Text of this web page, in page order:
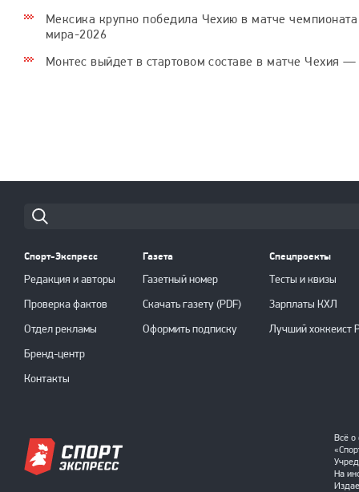
Мексика крупно победила Чехию в матче чемпионата
мира-2026
Монтес выйдет в стартовом составе в матче Чехия
Cпорт-Экспресс
Редакция и авторы
Проверка фактов
Отдел рекламы
Бренд-центр
Контакты
Газета
Газетный номер
Скачать газету (PDF)
Оформить подписку
Спецпроекты
Тесты и квизы
Зарплаты КХЛ
Лучший хоккеист
Всё о
На